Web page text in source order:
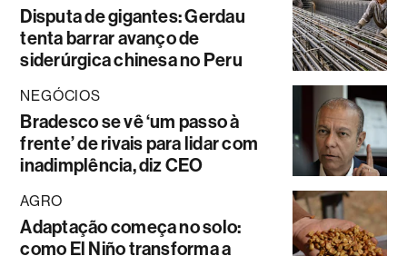
Disputa de gigantes: Gerdau
tenta barrar avanço de
siderúrgica chinesa no Peru
NEGÓCIOS
Bradesco se vê ‘um passo à
frente’ de rivais para lidar com
inadimplência, diz CEO
AGRO
Adaptação começa no solo:
como El Niño transforma a